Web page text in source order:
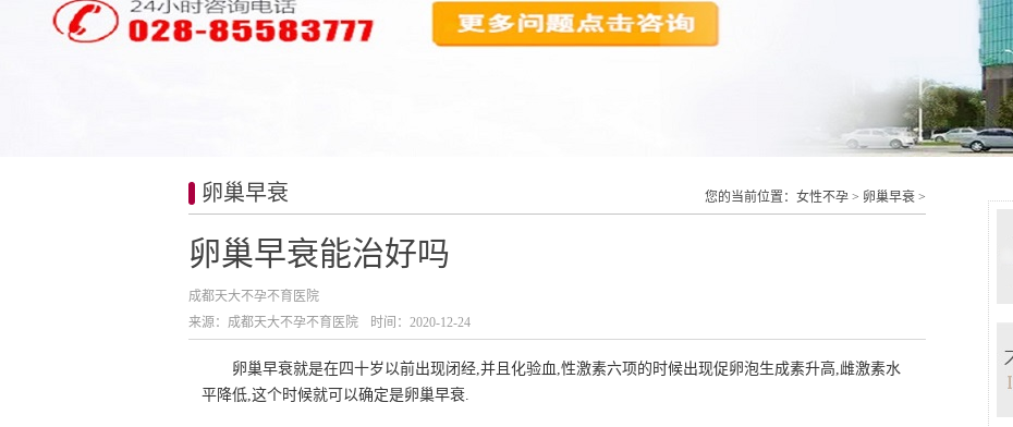
卵巢早衰 您的当前位置： 女性不孕> 卵巢早衰>
卵巢早衰能治好吗
成都天大不孕不育医院
来源：成都天大不孕不育医院
时间：2020-12-24
卵巢早衰就是在四十岁以前出现闭经,并且化验血,性激素六项的时候出现促卵泡生成素升高,雌激素水
平降低,这个时候就可以确定是卵巢早衰.